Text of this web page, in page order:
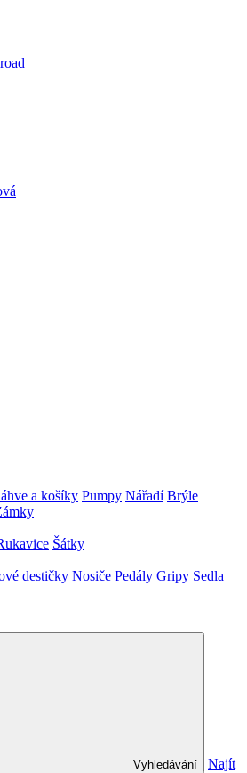
a košíky Pumpy Nářadí Brýle
Šátky
destičky Nosiče Pedály Gripy Sedla
Vyhledávání
Najít